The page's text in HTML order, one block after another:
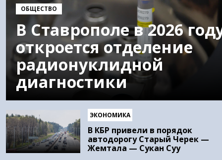
ОБЩЕСТВО
В Ставрополе в 2026
откроется отделение
радионуклидной
диагностики
ЭКОНОМИКА
В КБР привели в порядок
автодорогу Старый Черек —
Жемтала — Сукан Суу